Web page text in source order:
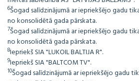
6Šogad salīdzinājumā ar iepriekšējo gadu
no konsolidētā gada pārskata.
7Šogad salīdzinājumā ar iepriekšējo gadu
no konsolidētā gada pārskata.
8Iepriekš SIA "LUKOIL BALTIJA R".
9Iepriekš SIA "BALTCOM TV".
10Šogad salīdzinājumā ar iepriekšējo gadu